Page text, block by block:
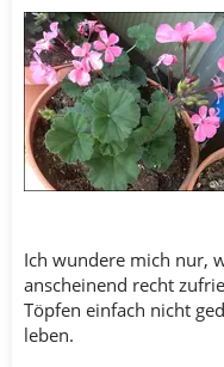
Ich wundere mich nur,
anscheinend recht
Töpfen einfach nicht
leben.